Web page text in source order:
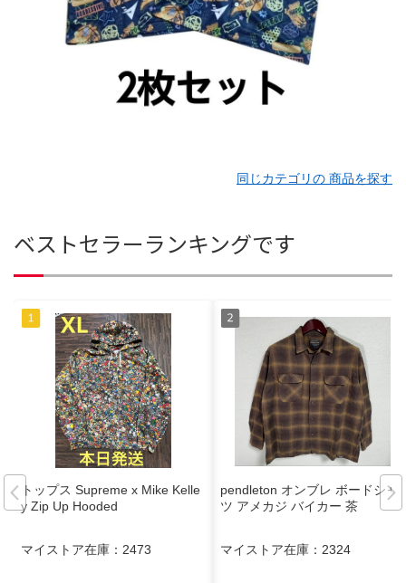
同じカテゴリの 商品を探す
ベストセラーランキングです
トップス Supreme x Mike Kelle
y Zip Up Hooded
マイストア在庫： 2473
pendleton オンブレ ボードシャ
ツ アメカジ バイカー 茶
マイストア在庫： 2324